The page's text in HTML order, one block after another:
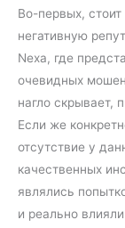
Во-первых,
негативную
Nexa, где
очевидных
нагло скрывает,
Если же
отсутствие у
качественных
являлись
и реально